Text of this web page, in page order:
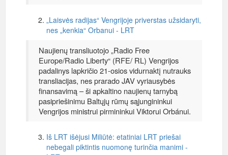
„Laisvės radijas“ Vengrijoje priverstas užsidaryti,
nes „kenkia“ Orbanui - LRT
Naujienų transliuotojo „Radio Free
Europe/Radio Liberty“ (RFE/ RL) Vengrijos
padalinys lapkričio 21-osios vidurnaktį nutrauks
transliacijas, nes prarado JAV vyriausybės
finansavimą – ši apkaltino naujienų tarnybą
pasipriešinimu Baltųjų rūmų sąjungininkui
Vengrijos ministrui pirmininkui Viktorui Orbánui.
Iš LRT išėjusi Miliūtė: etatiniai LRT priešai
nebegali piktintis nuomonę turinčia manimi -